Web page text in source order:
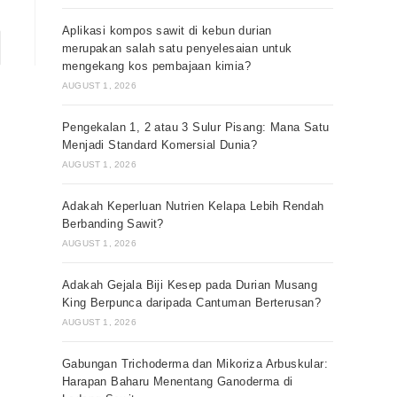
Aplikasi kompos sawit di kebun durian
merupakan salah satu penyelesaian untuk
mengekang kos pembajaan kimia?
AUGUST 1, 2026
Pengekalan 1, 2 atau 3 Sulur Pisang: Mana Satu
Menjadi Standard Komersial Dunia?
AUGUST 1, 2026
Adakah Keperluan Nutrien Kelapa Lebih Rendah
Berbanding Sawit?
AUGUST 1, 2026
Adakah Gejala Biji Kesep pada Durian Musang
King Berpunca daripada Cantuman Berterusan?
AUGUST 1, 2026
Gabungan Trichoderma dan Mikoriza Arbuskular:
Harapan Baharu Menentang Ganoderma di